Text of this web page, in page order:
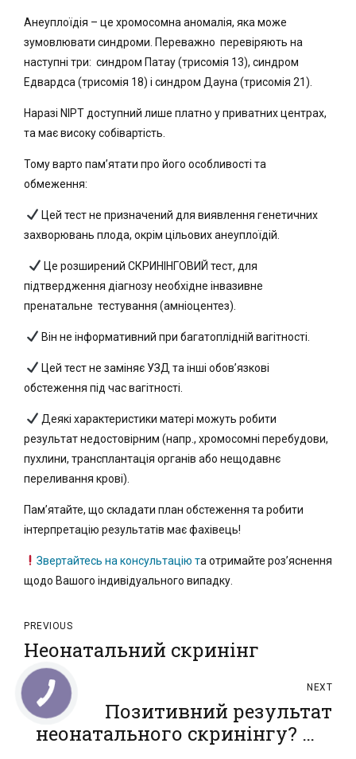
Анеуплоїдія – це хромосомна аномалія, яка може
зумовлювати синдроми. Переважно перевіряють на
наступні три: синдром Патау (трисомія 13), синдром
Едвардса (трисомія 18) і синдром Дауна (трисомія 21).
Наразі NIPT доступний лише платно у приватних центрах,
та має високу собівартість.
Тому варто пам’ятати про його особливості та
обмеження:
Цей тест не призначений для виявлення генетичних
захворювань плода, окрім цільових анеуплоїдій.
Це розширений СКРИНІНГОВИЙ тест, для
підтвердження діагнозу необхідне інвазивне
пренатальне тестування (амніоцентез).
Він не інформативний при багатоплідній вагітності.
Цей тест не заміняє УЗД та інші обов’язкові
обстеження під час вагітності.
Деякі характеристики матері можуть робити
результат недостовірним (напр., хромосомні перебудови,
пухлини, трансплантація органів або нещодавнє
переливання крові).
Пам’ятайте, що складати план обстеження та робити
інтерпретацію результатів має фахівець!
Звертайтесь на консультацію та отримайте роз’яснення
щодо Вашого індивідуального випадку.
PREVIOUS
Неонатальний скринінг
NEXT
Позитивний результат
неонатального скринінгу? Що